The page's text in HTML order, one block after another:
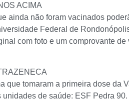
ACIMA
ainda não foram vacinados
Federal de
com foto e um comprovante de
que tomaram a primeira dose da
de saúde: ESF Pedra